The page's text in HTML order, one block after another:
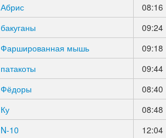
Абрис
08:16
бакуганы
09:24
Фаршированная мышь
09:18
патакоты
09:44
Фёдоры
08:40
Ку
08:48
N-10
12:04